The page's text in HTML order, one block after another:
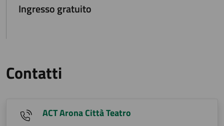
Ingresso gratuito
Contatti
ACT Arona Città Teatro